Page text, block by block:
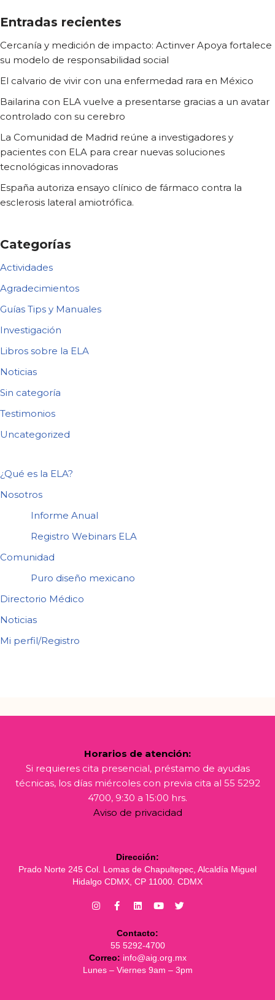
Entradas recientes
Cercanía y medición de impacto: Actinver Apoya fortalece
su modelo de responsabilidad social
El calvario de vivir con una enfermedad rara en México
Bailarina con ELA vuelve a presentarse gracias a un avatar
controlado con su cerebro
La Comunidad de Madrid reúne a investigadores y
pacientes con ELA para crear nuevas soluciones
tecnológicas innovadoras
España autoriza ensayo clínico de fármaco contra la
esclerosis lateral amiotrófica.
Categorías
Actividades
Agradecimientos
Guías Tips y Manuales
Investigación
Libros sobre la ELA
Noticias
Sin categoría
Testimonios
Uncategorized
¿Qué es la ELA?
Nosotros
Informe Anual
Registro Webinars ELA
Comunidad
Puro diseño mexicano
Directorio Médico
Noticias
Mi perfil/Registro
Horarios de atención:
Si requieres cita presencial, préstamo de ayudas
técnicas, los días miércoles con previa cita al 55 5292
4700, 9:30 a 15:00 hrs.
Aviso de privacidad
Dirección:
Prado Norte 245 Col. Lomas de Chapultepec, Alcaldía Miguel
Hidalgo CDMX, CP 11000. CDMX
Contacto:
55 5292-4700
Correo: info@aig.org.mx
Lunes – Viernes 9am – 3pm